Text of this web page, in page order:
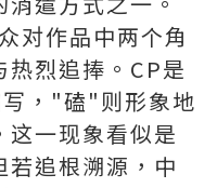
对作品中两个角
烈追捧。CP是
，"磕"则形象地
一现象看似是
追根溯源，中